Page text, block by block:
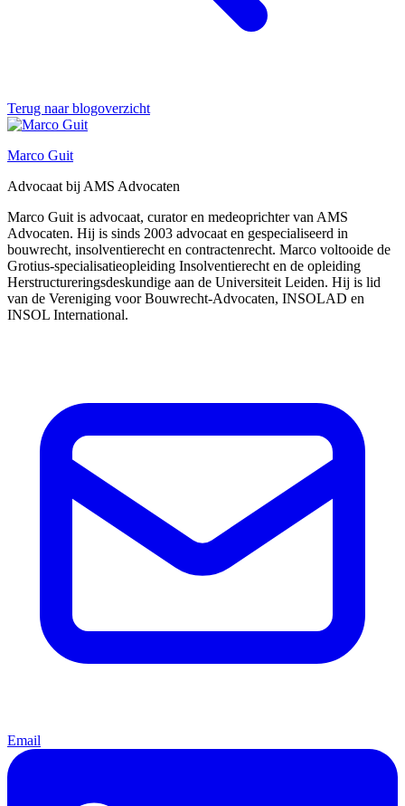
Terug naar blogoverzicht
Marco Guit
Advocaat bij AMS Advocaten
Marco Guit is advocaat, curator en medeoprichter van AMS
Advocaten. Hij is sinds 2003 advocaat en gespecialiseerd in
bouwrecht, insolventierecht en contractenrecht. Marco voltooide de
Grotius-specialisatieopleiding Insolventierecht en de opleiding
Herstructureringsdeskundige aan de Universiteit Leiden. Hij is lid
van de Vereniging voor Bouwrecht-Advocaten, INSOLAD en
INSOL International.
Email